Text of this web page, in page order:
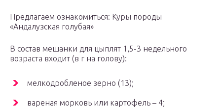
Предлагаем ознакомиться: Куры породы
«Андалузская голубая»
В состав мешанки для цыплят 1,5-3 недельного
возраста входит (в г на голову):
мелкодробленое зерно (13);
вареная морковь или картофель – 4;